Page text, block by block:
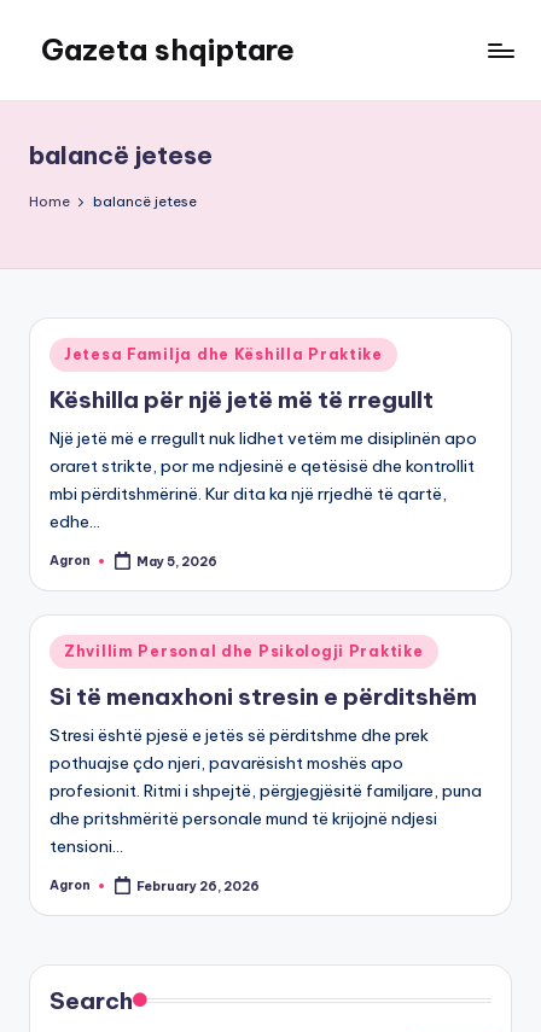
content
Gazeta shqiptare
balancë jetese
Home balancë jetese
Posted
in
Jetesa Familja dhe Këshilla Praktike
Këshilla për një jetë më të rregullt
Një jetë më e rregullt nuk lidhet vetëm me disiplinën apo
oraret strikte, por me ndjesinë e qetësisë dhe kontrollit
mbi përditshmërinë. Kur dita ka një rrjedhë të qartë,
edhe…
Posted
Agron May 5, 2026
Posted
in
Zhvillim Personal dhe Psikologji Praktike
Si të menaxhoni stresin e përditshëm
Stresi është pjesë e jetës së përditshme dhe prek
pothuajse çdo njeri, pavarësisht moshës apo
profesionit. Ritmi i shpejtë, përgjegjësitë familjare, puna
dhe pritshmëritë personale mund të krijojnë ndjesi
tensioni…
Posted
Agron February 26, 2026
Search